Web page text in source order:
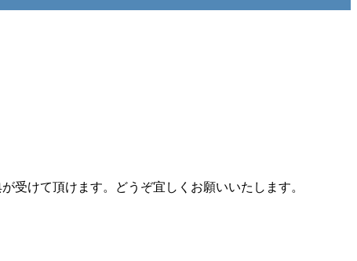
受けて頂けます。どうぞ宜しくお願いいたします。